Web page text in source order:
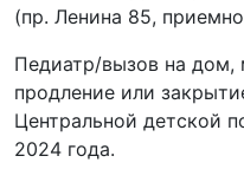
(пр. Ленина 85,
Педиатр/вызов на дом,
продление или
Центральной детской
2024 года.